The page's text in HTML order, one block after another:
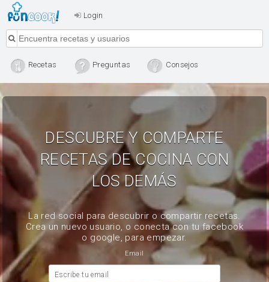
Login
Recetas Preguntas Consejos
DESCUBRE Y COMPARTE
RECETAS DE COCINA CON
LOS DEMÁS
La red social para descubrir o compartir recetas.
Crea un nuevo usuario, o conecta con tu facebook
o google, para empezar.
Email
Escribe tu email